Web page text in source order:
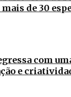
de 30
com
e